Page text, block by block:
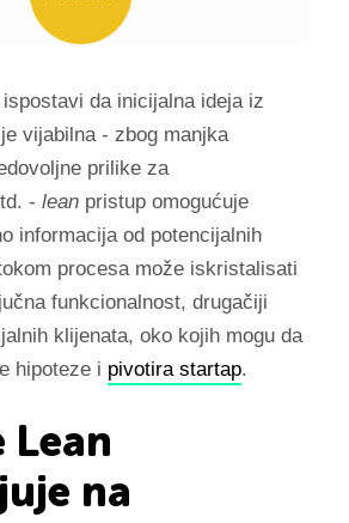
da inicijalna ideja iz
vijabilna - zbog manjka
prilike za
- leanpristup omogućuje
informacija od potencijalnih
procesa može iskristalisati
funkcionalnost, drugačiji
klijenata, oko kojih mogu da
hipoteze i pivotira startap.
Lean
na